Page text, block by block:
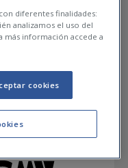
diferentes finalidades:
analizamos el uso del
más información accede a
cookies